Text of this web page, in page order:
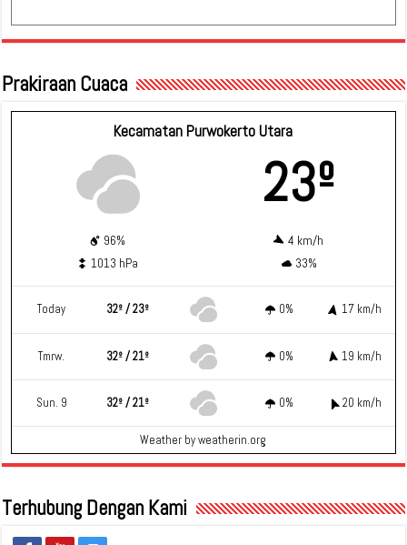
Prakiraan Cuaca
Kecamatan Purwokerto Utara
23º
96%
4 km/h
1013 hPa
33%
Today 32º / 23º 0% 17 km/h
Tmrw. 32º / 21º 0% 19 km/h
Sun. 9 32º / 21º 0% 20 km/h
Weather by weatherin.org
Terhubung Dengan Kami